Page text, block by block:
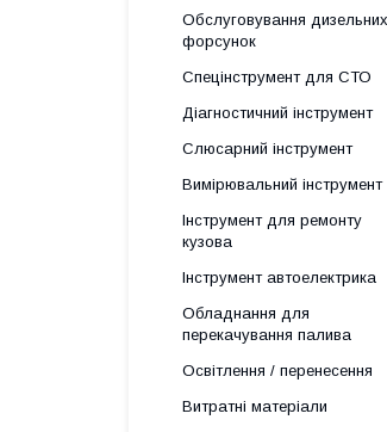
Обслуговування дизельних
форсунок
Спецінструмент для СТО
Діагностичний інструмент
Слюсарний інструмент
Вимірювальний інструмент
Інструмент для ремонту
кузова
Інструмент автоелектрика
Обладнання для
перекачування палива
Освітлення / перенесення
Витратні матеріали